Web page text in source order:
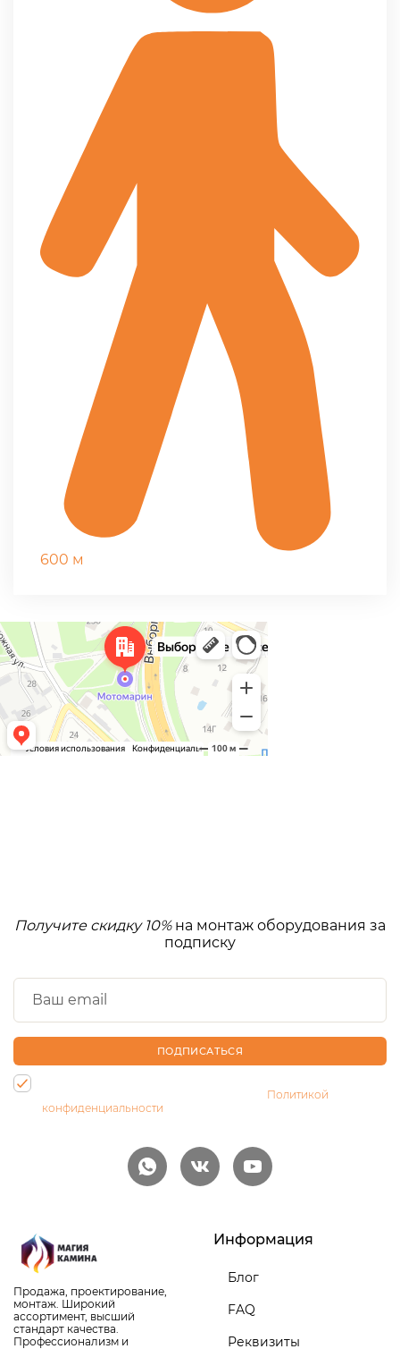
600 м
Получите скидку 10%на монтаж оборудования за
подписку
ПОДПИСАТЬСЯ
Политикой
конфиденциальности
Продажа, проектирование,
монтаж. Широкий
ассортимент, высший
стандарт качества.
Профессионализм и
Информация
Блог
FAQ
Реквизиты